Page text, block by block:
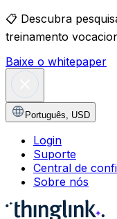
📋 Descubra
treinamento
Baixe o whitepaper
Português, USD
Login
Suporte
Central de
Sobre nós